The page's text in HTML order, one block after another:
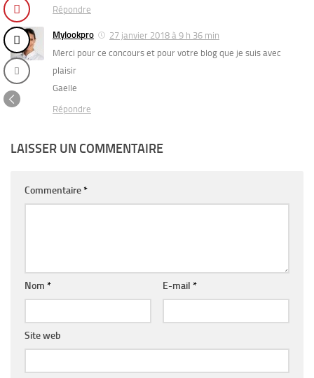
Répondre
Mylookpro
27 janvier 2018 à 9 h 36 min
Merci pour ce concours et pour votre blog que je suis avec
plaisir
Gaelle
Répondre
LAISSER UN COMMENTAIRE
Commentaire*
Nom * E-mail *
Site web